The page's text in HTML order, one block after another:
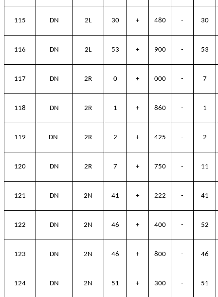
115 DN 2L 30 + 480 - 30
116 DN 2L 53 + 900 - 53
117 DN 2R 0 + 000 - 7
118 DN 2R 1 + 860 - 1
119 DN 2R 2 + 425 - 2
120 DN 2R 7 + 750 - 11
121 DN 2N 41 + 222 - 41
122 DN 2N 46 + 400 - 52
123 DN 2N 46 + 800 - 46
124 DN 2N 51 + 300 - 51